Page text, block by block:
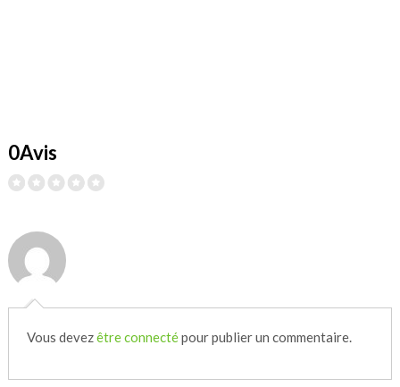
0Avis
Vous devezêtre connectépour publier un commentaire.